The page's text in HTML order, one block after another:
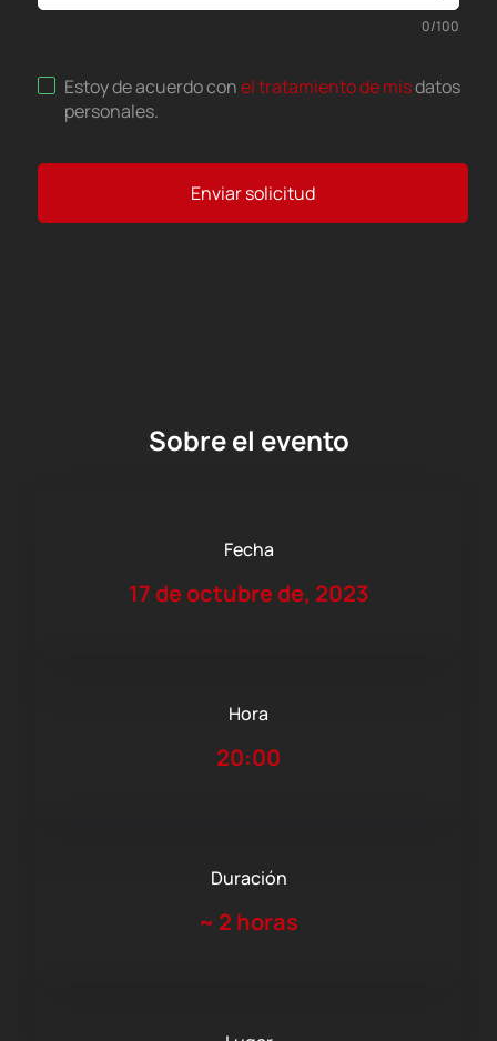
0/100
Estoy de acuerdo conel tratamiento de misdatos
personales.
Enviar solicitud
Sobre el evento
Fecha
17 de octubre de, 2023
Hora
20:00
Duración
~ 2 horas